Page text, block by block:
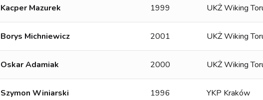
Kacper Mazurek 1999 UKŻ Wiking
Borys Michniewicz 2001 UKŻ Wiking
Oskar Adamiak 2000 UKŻ Wiking
Szymon Winiarski 1996 YKP Kraków